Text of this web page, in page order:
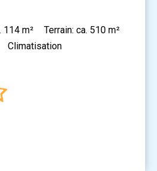
114 m²
Terrain: ca. 510 m²
Climatisation